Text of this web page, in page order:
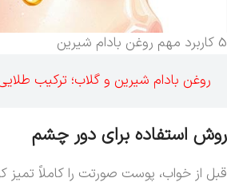
5 کاربرد مهم روغن بادام شیرین
روغن بادام شیرین و گلاب؛ ترکیب
روش استفاده برای دور چشم
قبل از خواب، پوست صورتت را کاملاً